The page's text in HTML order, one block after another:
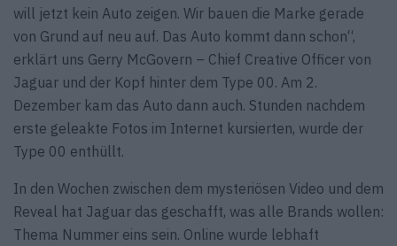
will jetzt kein Auto zeigen. Wir bauen die Marke gerade
von Grund auf neu auf. Das Auto kommt dann schon“,
erklärt uns Gerry McGovern – Chief Creative Officer von
Jaguar und der Kopf hinter dem Type 00. Am 2.
Dezember kam das Auto dann auch. Stunden nachdem
erste geleakte Fotos im Internet kursierten, wurde der
Type 00 enthüllt.
In den Wochen zwischen dem mysteriösen Video und dem
Reveal hat Jaguar das geschafft, was alle Brands wollen:
Thema Nummer eins sein. Online wurde lebhaft